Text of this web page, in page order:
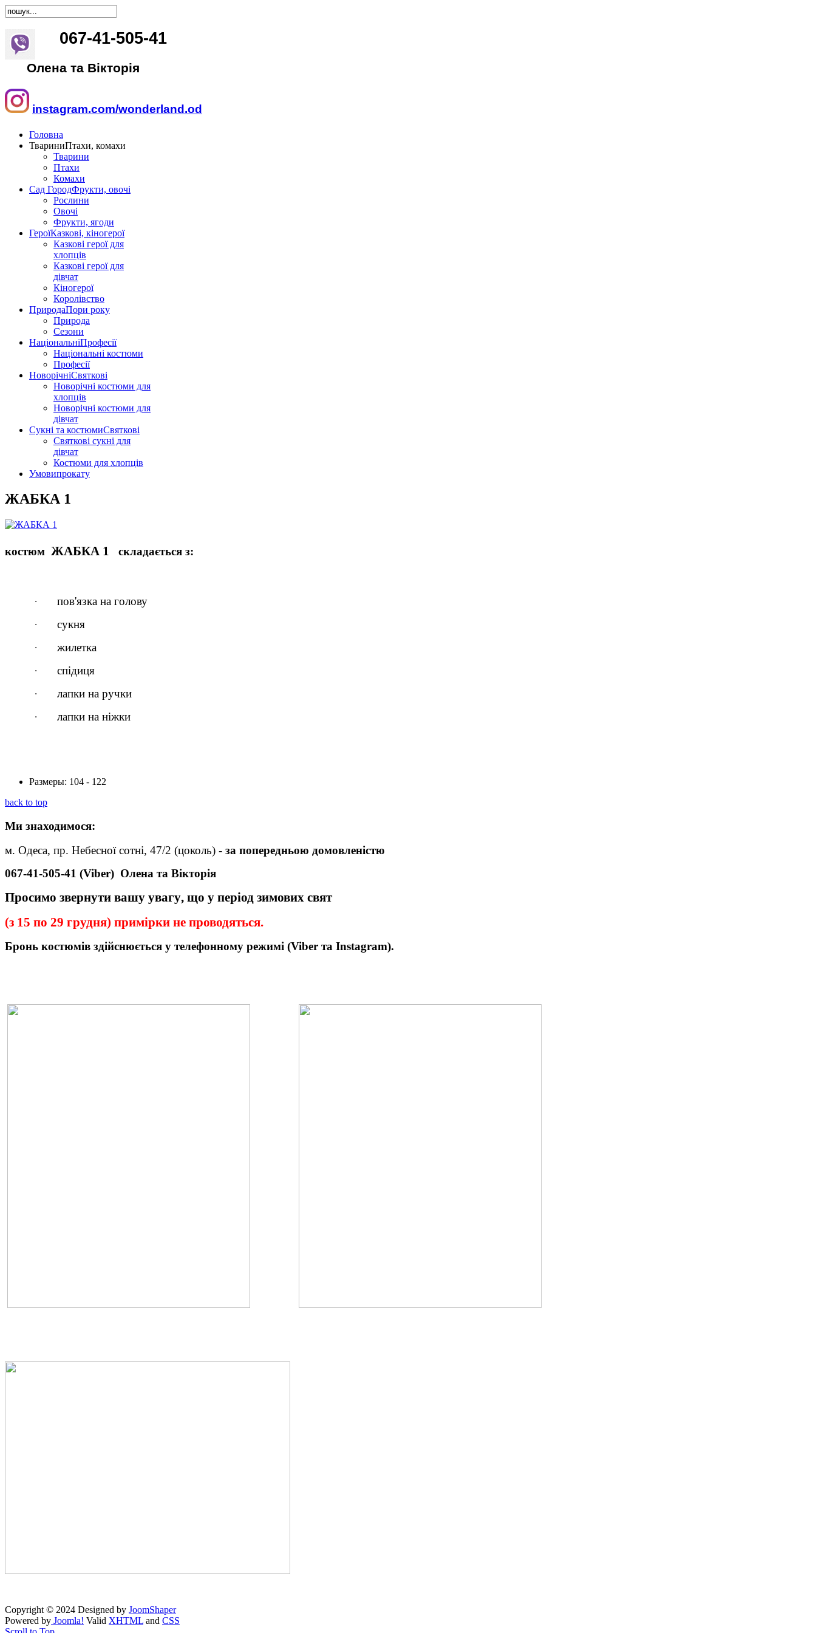
067-41-505-41
Олена та Вікторія
instagram.com/wonderland.od
Головна
ТвариниПтахи, комахи
Тварини
Птахи
Комахи
Сад ГородФрукти, овочі
Рослини
Овочі
Фрукти, ягоди
ГероїКазкові, кіногерої
Казкові герої для
хлопців
Казкові герої для
дівчат
Кіногерої
Королівство
ПриродаПори року
Природа
Сезони
НаціональніПрофесії
Національні костюми
Професії
НоворічніСвяткові
Новорічні костюми для
хлопців
Новорічні костюми для
дівчат
Сукні та костюмиСвяткові
Святкові сукні для
дівчат
Костюми для хлопців
Умовипрокату
ЖАБКА 1
костюм ЖАБКА 1 складається з:
·
пов'язка на голову
·
сукня
·
жилетка
·
спідиця
·
лапки на ручки
·
лапки на ніжки
Размеры: 104 - 122
back to top
Ми знаходимося:
м. Одеса, пр. Небесної сотні, 47/2 (цоколь) - за попередньою домовленістю
067-41-505-41 (Viber) Олена та Вікторія
Просимо звернути вашу увагу, що у період зимових свят
(з 15 по 29 грудня) примірки не проводяться.
Бронь костюмів здійснюється у телефонному режимі (Viber та Instagram).
Copyright © 2024 Designed by JoomShaper
Powered by Joomla! Valid XHTML and CSS